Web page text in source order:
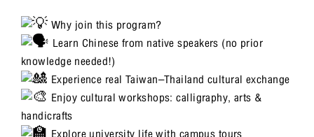
Why join this program?
Learn Chinese from native speakers (no prior
knowledge needed!)
Experience real Taiwan–Thailand cultural exchange
Enjoy cultural workshops: calligraphy, arts &
handicrafts